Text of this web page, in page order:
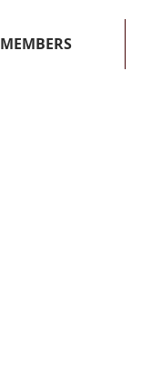
MEMBERS